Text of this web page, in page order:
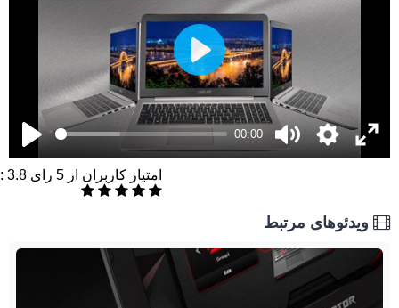
00:00
Play
امتیاز کاربران از 5 رای 3.8
:
ویدئوهای مرتبط